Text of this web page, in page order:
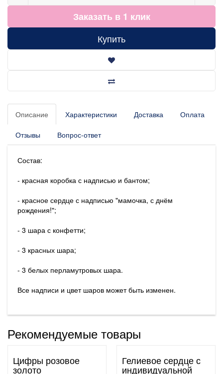
Заказать в 1 клик
Купить
Описание Характеристики Доставка Оплата
Отзывы Вопрос-ответ
Состав:
- красная коробка с надписью и бантом;
- красное сердце с надписью "мамочка, с днём
рождения!";
- 3 шара с конфетти;
- 3 красных шара;
- 3 белых перламутровых шара.
Все надписи и цвет шаров может быть изменен.
Рекомендуемые товары
Цифры розовое
золото
Гелиевое сердце с
индивидуальной